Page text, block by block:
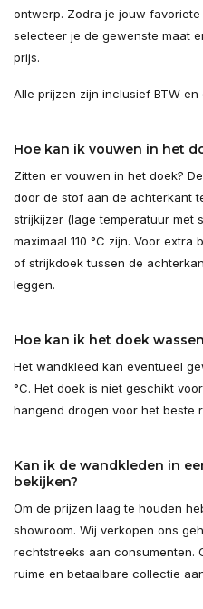
ontwerp. Zodra je jouw
selecteer je de gewenste maat
prijs.
Alle prijzen zijn inclusief BTW
Hoe kan ik vouwen in het
Zitten er vouwen in het doek?
door de stof aan de achterkant
strijkijzer (lage temperatuur met
maximaal 110 °C zijn. Voor
of strijkdoek tussen de
leggen.
Hoe kan ik het doek
Het wandkleed kan eventueel
°C. Het doek is niet geschikt
hangend drogen voor het beste
Kan ik de wandkleden in
bekijken?
Om de prijzen laag te houden
showroom. Wij verkopen ons
rechtstreeks aan consumenten.
ruime en betaalbare collectie